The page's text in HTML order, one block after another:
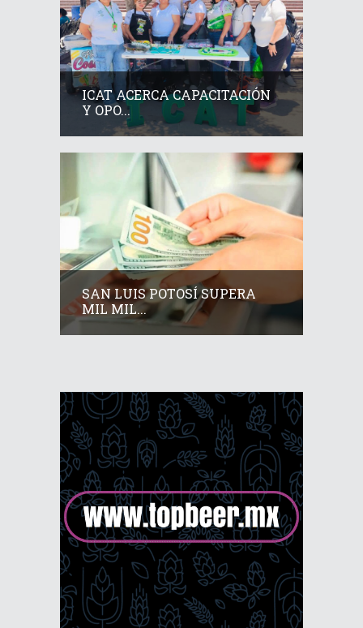
ICAT ACERCA CAPACITACIÓN
Y OPO...
SAN LUIS POTOSÍ SUPERA
MIL MIL...